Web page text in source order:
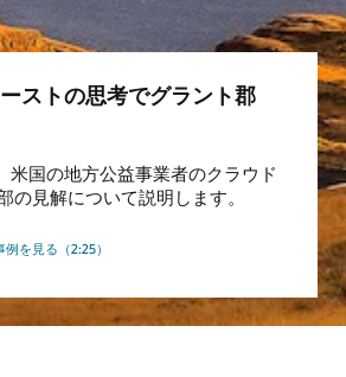
ストの思考でグラント郡
米国の地方公益事業者のクラウド
の見解について説明します。
を見る（2:25）